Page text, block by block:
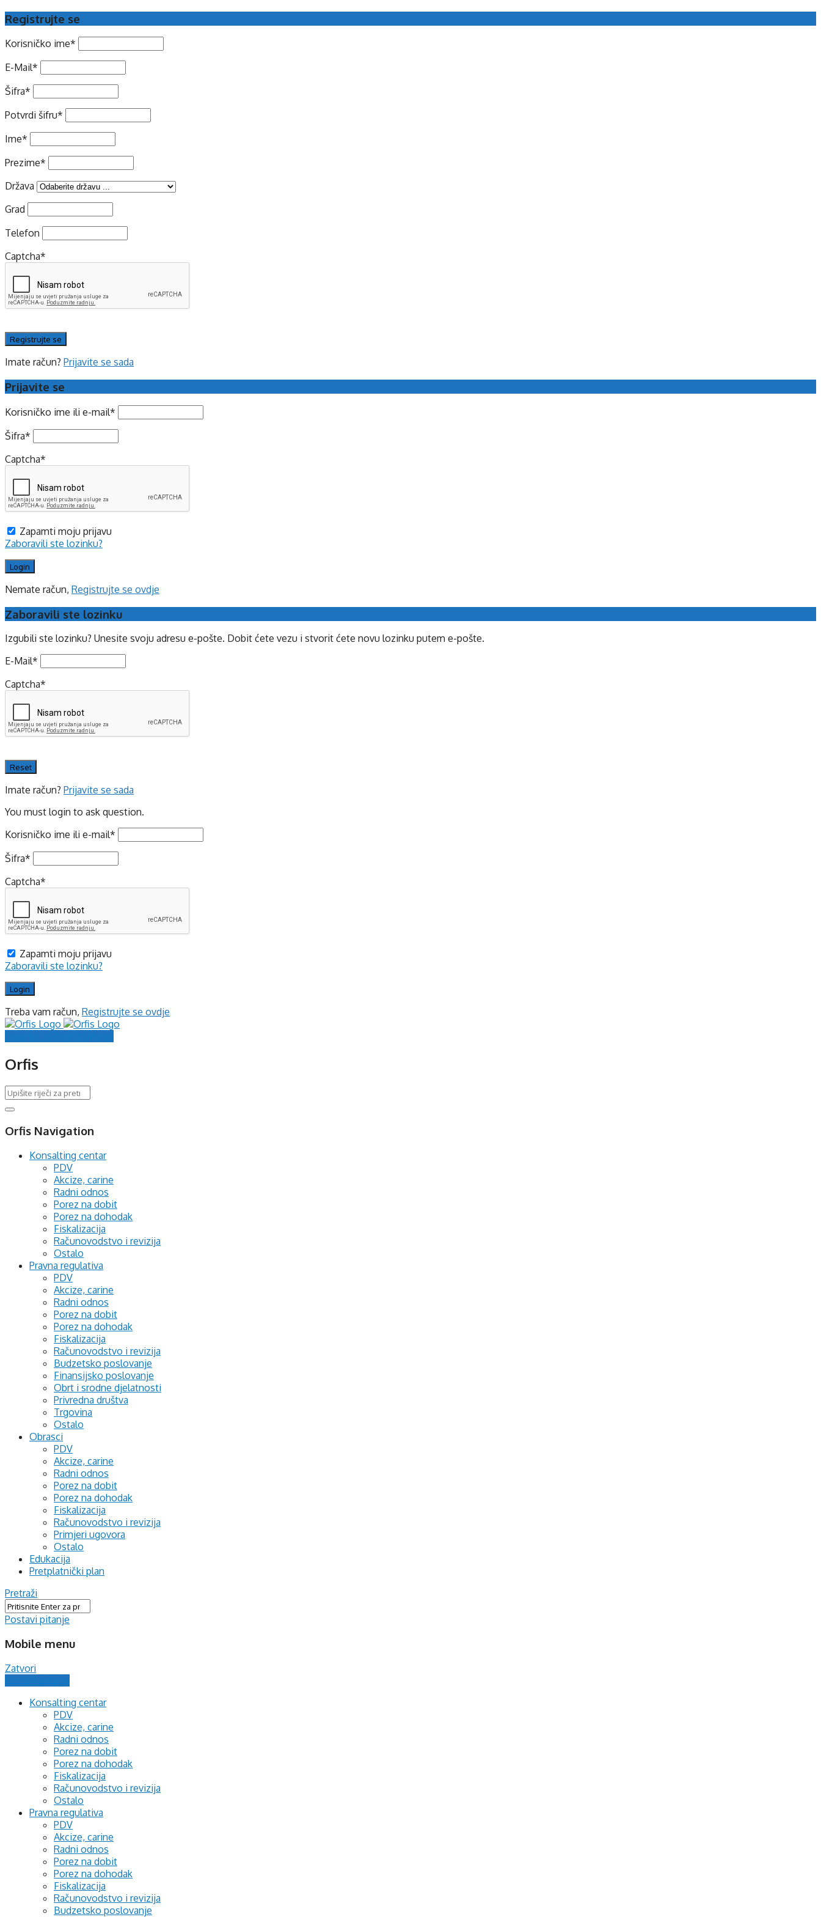
Registrujte se
Korisničko ime*
E-Mail*
Šifra*
Potvrdi šifru*
Ime*
Prezime*
Država
Grad
Telefon
Captcha*
Imate račun? Prijavite se sada
Prijavite se
Korisničko ime ili e-mail*
Šifra*
Captcha*
Zapamti moju prijavu
Zaboravili ste lozinku?
Nemate račun, Registrujte se ovdje
Zaboravili ste lozinku
Izgubili ste lozinku? Unesite svoju adresu e-pošte. Dobit ćete vezu i stvorit ćete novu lozinku putem e-pošte.
E-Mail*
Captcha*
Imate račun? Prijavite se sada
You must login to ask question.
Korisničko ime ili e-mail*
Šifra*
Captcha*
Zapamti moju prijavu
Zaboravili ste lozinku?
Treba vam račun, Registrujte se ovdje
Orfis
Orfis Navigation
Konsalting centar
PDV
Akcize, carine
Radni odnos
Porez na dobit
Porez na dohodak
Fiskalizacija
Računovodstvo i revizija
Ostalo
Pravna regulativa
PDV
Akcize, carine
Radni odnos
Porez na dobit
Porez na dohodak
Fiskalizacija
Računovodstvo i revizija
Budzetsko poslovanje
Finansijsko poslovanje
Obrt i srodne djelatnosti
Privredna društva
Trgovina
Ostalo
Obrasci
PDV
Akcize, carine
Radni odnos
Porez na dobit
Porez na dohodak
Fiskalizacija
Računovodstvo i revizija
Primjeri ugovora
Ostalo
Edukacija
Pretplatnički plan
Pretraži
Postavi pitanje
Mobile menu
Zatvori
Konsalting centar
PDV
Akcize, carine
Radni odnos
Porez na dobit
Porez na dohodak
Fiskalizacija
Računovodstvo i revizija
Ostalo
Pravna regulativa
PDV
Akcize, carine
Radni odnos
Porez na dobit
Porez na dohodak
Fiskalizacija
Računovodstvo i revizija
Budzetsko poslovanje